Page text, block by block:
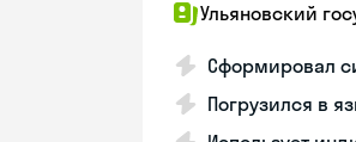
Ульяновский
Сформировал
Погрузился в